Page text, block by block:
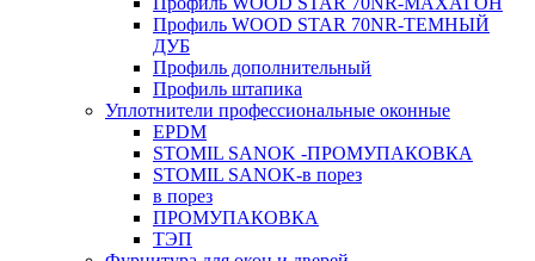
Профиль WOOD STAR 70NR-ТЕМНЫЙ
ДУБ
Профиль дополнительный
Профиль штапика
Уплотнители профессиональные оконные
EPDM
STOMIL SANOK -ПРОМУПАКОВКА
STOMIL SANOK-в порез
в порез
ПРОМУПАКОВКА
ТЭП